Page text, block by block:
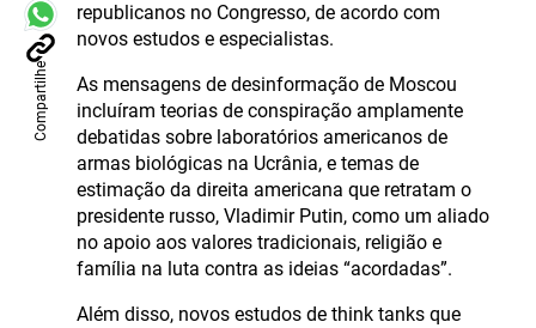
Compartilhe
republicanos no Congresso, de acordo com
novos estudos e especialistas.
As mensagens de desinformação de Moscou
incluíram teorias de conspiração amplamente
debatidas sobre laboratórios americanos de
armas biológicas na Ucrânia, e temas de
estimação da direita americana que retratam o
presidente russo, Vladimir Putin, como um aliado
no apoio aos valores tradicionais, religião e
família na luta contra as ideias “acordadas”.
Além disso, novos estudos de think tanks que